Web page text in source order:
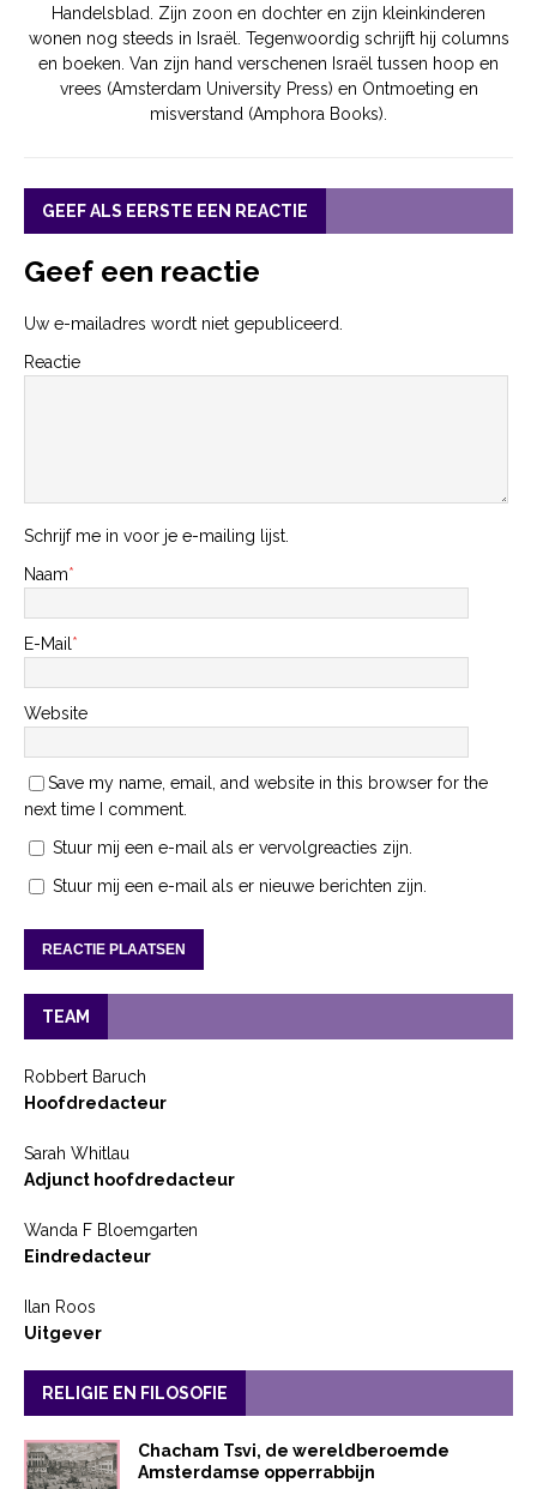
Handelsblad. Zijn zoon en dochter en zijn kleinkinderen
wonen nog steeds in Israël. Tegenwoordig schrijft hij columns
en boeken. Van zijn hand verschenen Israël tussen hoop en
vrees (Amsterdam University Press) en Ontmoeting en
misverstand (Amphora Books).
GEEF ALS EERSTE EEN REACTIE
Geef een reactie
Uw e-mailadres wordt niet gepubliceerd.
Reactie
Schrijf me in voor je e-mailing lijst.
Naam*
E-Mail*
Website
Save my name, email, and website in this browser for the
next time I comment.
Stuur mij een e-mail als er vervolgreacties zijn.
Stuur mij een e-mail als er nieuwe berichten zijn.
TEAM
Robbert Baruch
Hoofdredacteur
Sarah Whitlau
Adjunct hoofdredacteur
Wanda F Bloemgarten
Eindredacteur
Ilan Roos
Uitgever
RELIGIE EN FILOSOFIE
Chacham Tsvi, de wereldberoemde
Amsterdamse opperrabbijn